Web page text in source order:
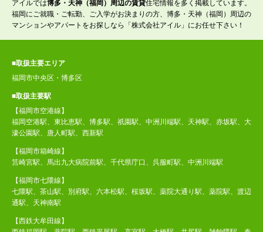
アイルでは博多・天神（福岡）周辺の賃貸住宅情報を多く掲載しています。
福岡にご就職・ご転勤、ご入学がお決まりの方、博多・天神（福岡）周辺の
マンションやアパートをお探しなら「株式会社アイル」にお任せ下さい！
■取扱主要エリア
福岡市中央区・博多区
■取扱主要駅
【福岡市空港線】
福岡空港駅、東比恵駅、博多駅、祇園駅、中洲川端駅、天神駅、赤坂駅、大
濠公園駅、唐人町駅、西新駅
【福岡市箱崎線】
筥崎宮駅、馬出九大病院前駅、千代県庁口、呉服町駅、中洲川端駅
【福岡市七隈線】
七隈駅、茶山駅、別府駅、六本松駅、桜坂駅、薬院大通り駅、薬院駅、渡辺
通駅、天神南駅
【西鉄大牟田線】